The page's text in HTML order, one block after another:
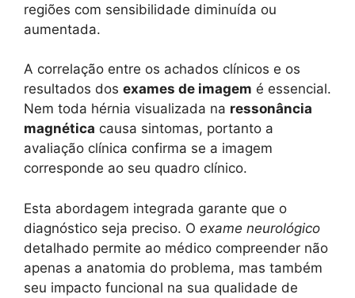
regiões com sensibilidade diminuída ou
aumentada.
A correlação entre os achados clínicos e os
resultados dos exames de imagem é essencial.
Nem toda hérnia visualizada na ressonância
magnética causa sintomas, portanto a
avaliação clínica confirma se a imagem
corresponde ao seu quadro clínico.
Esta abordagem integrada garante que o
diagnóstico seja preciso. O exame neurológico
detalhado permite ao médico compreender não
apenas a anatomia do problema, mas também
seu impacto funcional na sua qualidade de